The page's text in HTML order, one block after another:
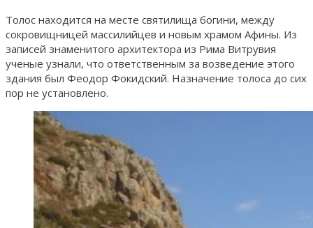
Толос находится на месте святилища богини, между
сокровищницей массилийцев и новым храмом Афины. Из
записей знаменитого архитектора из Рима Витрувия
ученые узнали, что ответственным за возведение этого
здания был Феодор Фокидский. Назначение толоса до сих
пор не установлено.